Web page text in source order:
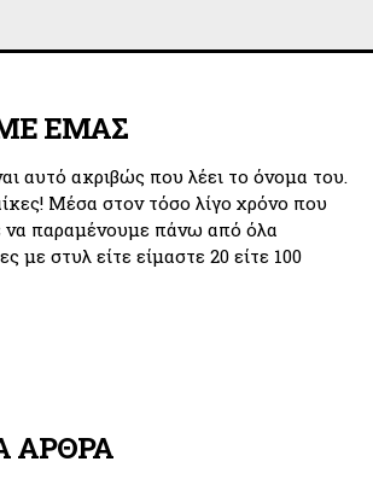
ΕΜΑΣ
αυτό ακριβώς που λέει το όνομα του.
Μέσα στον τόσο λίγο χρόνο που
να παραμένουμε πάνω από όλα
με στυλ είτε είμαστε 20 είτε 100
ΑΡΘΡΑ